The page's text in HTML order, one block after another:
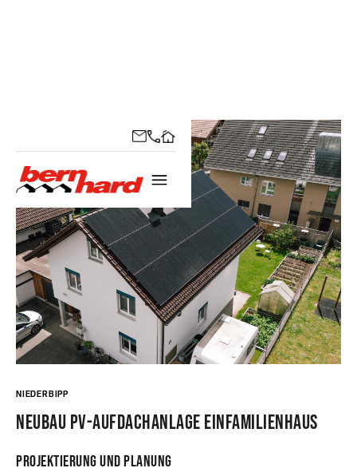
NIEDERBIPP
Neubau PV-Aufdachanlage Einfamilienhaus
Projektierung und Planung